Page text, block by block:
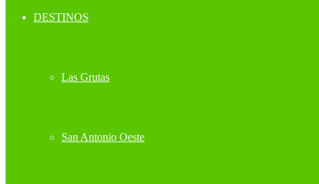
DESTINOS
Las Grutas
San Antonio Oeste